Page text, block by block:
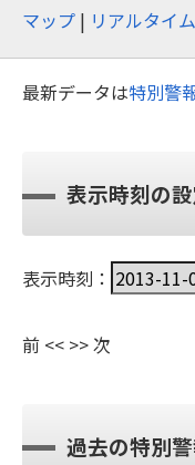
マップ | リアルタイ
最新データは特別警
表示時刻の
表示時刻：
前 << >>次
過去の特別